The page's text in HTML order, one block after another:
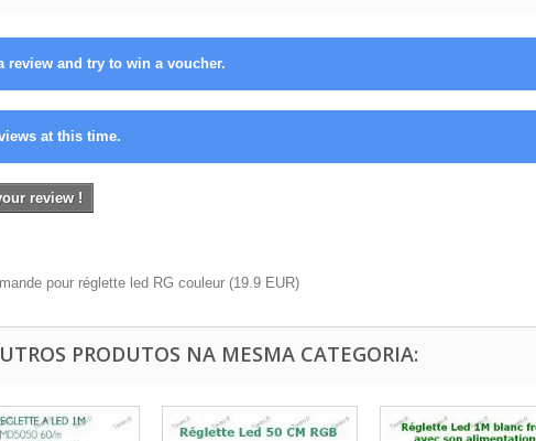
review and try to win a voucher.
at this time.
review !
pour réglette led RG couleur (19.9 EUR)
PRODUTOS NA MESMA CATEGORIA: